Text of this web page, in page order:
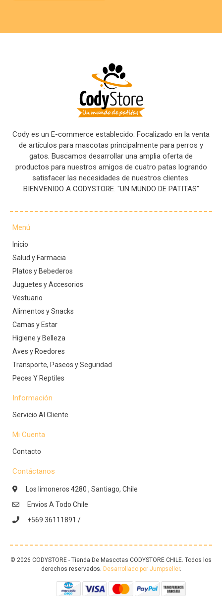
Cody es un E-commerce establecido. Focalizado en la venta
de artículos para mascotas principalmente para perros y
gatos. Buscamos desarrollar una amplia oferta de
productos para nuestros amigos de cuatro patas logrando
satisfacer las necesidades de nuestros clientes.
BIENVENIDO A CODYSTORE. "UN MUNDO DE PATITAS"
Menú
Inicio
Salud y Farmacia
Platos y Bebederos
Juguetes y Accesorios
Vestuario
Alimentos y Snacks
Camas y Estar
Higiene y Belleza
Aves y Roedores
Transporte, Paseos y Seguridad
Peces Y Reptiles
Información
Servicio Al Cliente
Mi Cuenta
Contacto
Contáctanos
Los limoneros 4280 , Santiago, Chile
Envios A Todo Chile
+569 36111891 /
© 2026 CODYSTORE - Tienda De Mascotas CODYSTORE CHILE. Todos los
derechos reservados. Desarrollado por Jumpseller.